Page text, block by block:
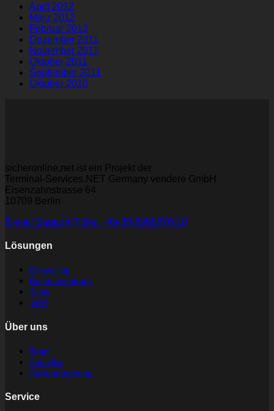
April 2012
März 2012
Februar 2012
Dezember 2011
November 2011
Oktober 2011
September 2011
Oktober 2010
sicheronline.net ist ein Projekt der
Terminal-Services.NET Germany vendere GmbH
Eisenzahnstrasse 64
10709 Berlin
E-mail Support-Ticket +49-30-6098878-10
Lösungen
Consulting
Rechenzentrum
Tools
.NET
Über uns
Team
Aktuelles
Stellenangebote
Service